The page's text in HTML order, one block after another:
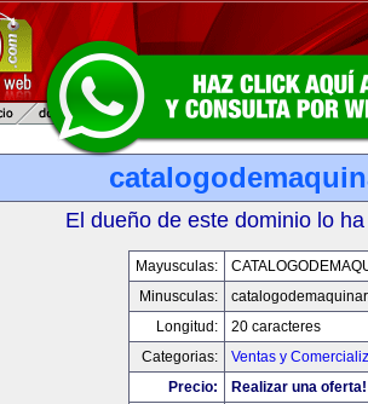
El dueño de este dominio lo
Mayusculas:
Minusculas:
Longitud:
20 caracteres
Categorias:
Ventas y
Precio:
Realizar una oferta!